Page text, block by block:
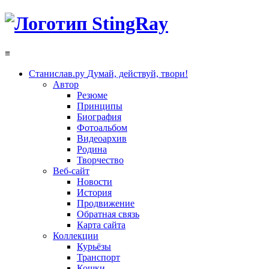
≡
Станислав.ру Думай, действуй, твори!
Автор
Резюме
Принципы
Биография
Фотоальбом
Видеоархив
Родина
Творчество
Веб-сайт
Новости
История
Продвижение
Обратная связь
Карта сайта
Коллекции
Курьёзы
Транспорт